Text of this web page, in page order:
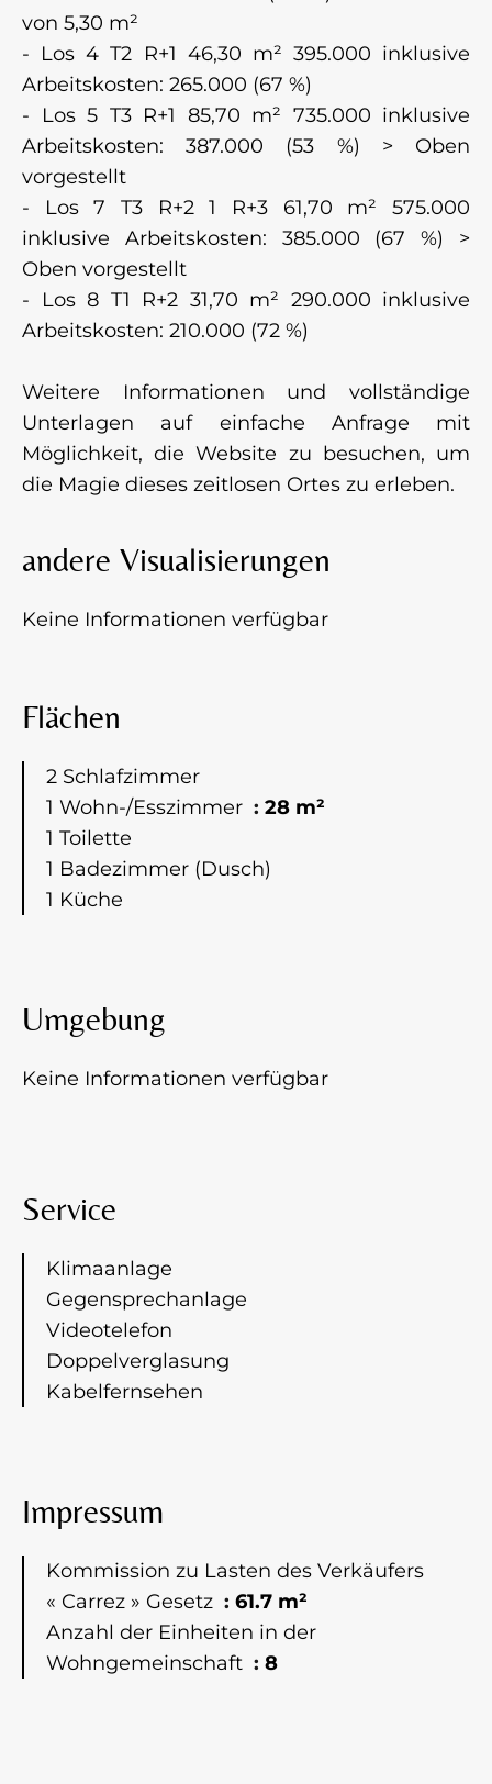
von 5,30 m²
- Los 4 T2 R+1 46,30 m² 395.000 inklusive
Arbeitskosten: 265.000 (67 %)
- Los 5 T3 R+1 85,70 m² 735.000 inklusive
Arbeitskosten: 387.000 (53 %) > Oben
vorgestellt
- Los 7 T3 R+2 1 R+3 61,70 m² 575.000
inklusive Arbeitskosten: 385.000 (67 %) >
Oben vorgestellt
- Los 8 T1 R+2 31,70 m² 290.000 inklusive
Arbeitskosten: 210.000 (72 %)
Weitere Informationen und vollständige
Unterlagen auf einfache Anfrage mit
Möglichkeit, die Website zu besuchen, um
die Magie dieses zeitlosen Ortes zu erleben.
andere Visualisierungen
Keine Informationen verfügbar
Flächen
2 Schlafzimmer
1 Wohn-/Esszimmer
28 m²
1 Toilette
1 Badezimmer (Dusch)
1 Küche
Umgebung
Keine Informationen verfügbar
Service
Klimaanlage
Gegensprechanlage
Videotelefon
Doppelverglasung
Kabelfernsehen
Impressum
Kommission zu Lasten des Verkäufers
« Carrez » Gesetz
61.7 m²
Anzahl der Einheiten in der
Wohngemeinschaft
8